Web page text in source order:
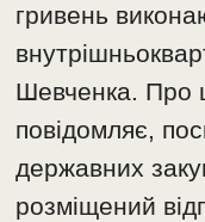
гривень
Шевченка. Про
повідомляє,
державних
розміщений